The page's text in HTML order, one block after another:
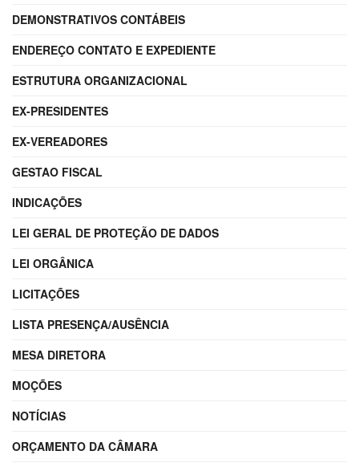
DEMONSTRATIVOS CONTÁBEIS
ENDEREÇO CONTATO E EXPEDIENTE
ESTRUTURA ORGANIZACIONAL
EX-PRESIDENTES
EX-VEREADORES
GESTAO FISCAL
INDICAÇÕES
LEI GERAL DE PROTEÇÃO DE DADOS
LEI ORGÂNICA
LICITAÇÕES
LISTA PRESENÇA/AUSÊNCIA
MESA DIRETORA
MOÇÕES
NOTÍCIAS
ORÇAMENTO DA CÂMARA